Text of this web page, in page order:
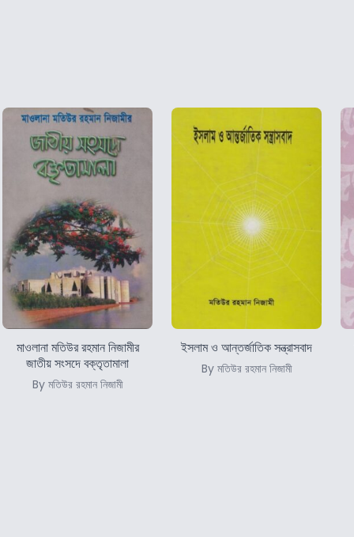
মাওলানা মতিউর রহমান নিজামীর
জাতীয় সংসদে বক্তৃতামালা
By মতিউর রহমান নিজামী
ইসলাম ও আন্তর্জাতিক সন্ত্রাসবাদ
By মতিউর রহমান নিজামী